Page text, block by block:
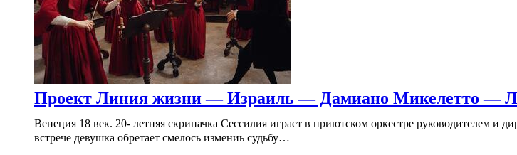
Проект Линия жизни — Израиль — Дамиано Микелетто —
Венеция 18 век. 20- летняя скрипачка Сессилия играет в приютском оркестре руководителем и
встрече девушка обретает смелось измениь судьбу…